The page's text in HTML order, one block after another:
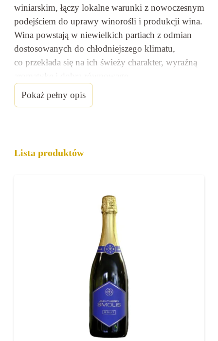
winiarskim, łączy lokalne warunki z nowoczesnym
podejściem do uprawy winorośli i produkcji wina.
Wina powstają w niewielkich partiach z odmian
dostosowanych do chłodniejszego klimatu,
co przekłada się na ich świeży charakter, wyraźną
aromatykę i dobrą równowagę.
To propozycja dla osób poszukujących
autentycznych, polskich win o rzemieślniczym
Pokaż pełny opis
Lista produktów